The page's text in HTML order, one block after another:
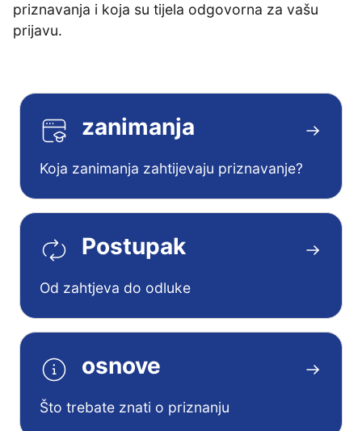
priznavanja i koja su tijela odgovorna za vašu
prijavu.
zanimanja
Koja zanimanja zahtijevaju priznavanje?
Postupak
Od zahtjeva do odluke
osnove
Što trebate znati o priznanju